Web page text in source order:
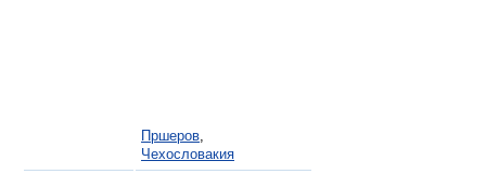
Пршеров,
Чехословакия